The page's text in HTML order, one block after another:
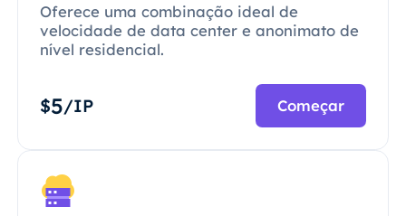
Oferece uma combinação ideal de
velocidade de data center e anonimato de
nível residencial.
$5/IP Começar